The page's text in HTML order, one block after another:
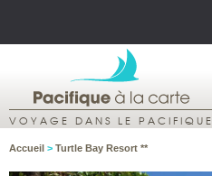
VOYAGE DANS LE PACIFIQUE
Accueil > Turtle Bay Resort **